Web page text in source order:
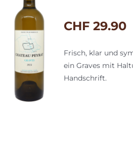
CHF 29.90
Frisch, klar und
ein Graves mit
Handschrift.